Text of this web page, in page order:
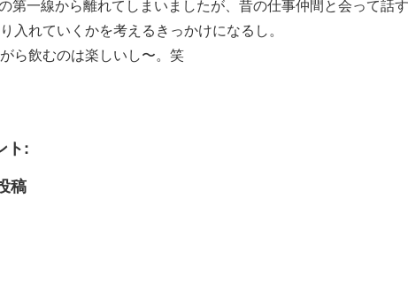
第一線から離れてしまいましたが、昔の仕事仲間と会って
入れていくかを考えるきっかけになるし。
ら飲むのは楽しいし〜。笑
ト:
稿